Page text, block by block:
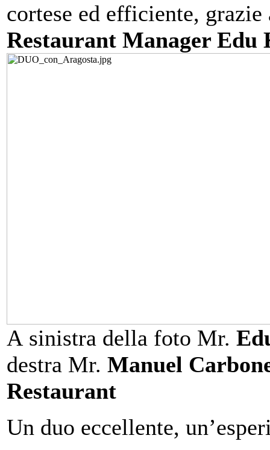
cortese ed efficiente,
Restaurant Manager Edu
A sinistra della foto Mr.
destra Mr. Manuel
Restaurant
Un duo eccellente,